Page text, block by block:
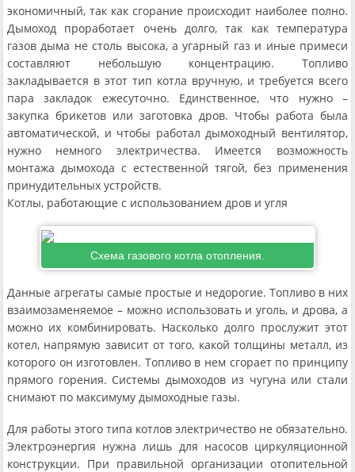
экономичный, так как сгорание происходит наиболее полно.
Дымоход проработает очень долго, так как температура
газов дыма не столь высока, а угарный газ и иные примеси
составляют небольшую концентрацию. Топливо
закладывается в этот тип котла вручную, и требуется всего
пара закладок ежесуточно. Единственное, что нужно –
закупка брикетов или заготовка дров. Чтобы работа была
автоматической, и чтобы работал дымоходный вентилятор,
нужно немного электричества. Имеется возможность
монтажа дымохода с естественной тягой, без применения
принудительных устройств.
Котлы, работающие с использованием дров и угля
Схема газового котла отопления.
Данные агрегаты самые простые и недорогие. Топливо в них
взаимозаменяемое – можно использовать и уголь, и дрова, а
можно их комбинировать. Насколько долго прослужит этот
котел, напрямую зависит от того, какой толщины металл, из
которого он изготовлен. Топливо в нем сгорает по принципу
прямого горения. Системы дымоходов из чугуна или стали
снимают по максимуму дымоходные газы.
Для работы этого типа котлов электричество не обязательно.
Электроэнергия нужна лишь для насосов циркуляционной
конструкции. При правильной организации отопительной